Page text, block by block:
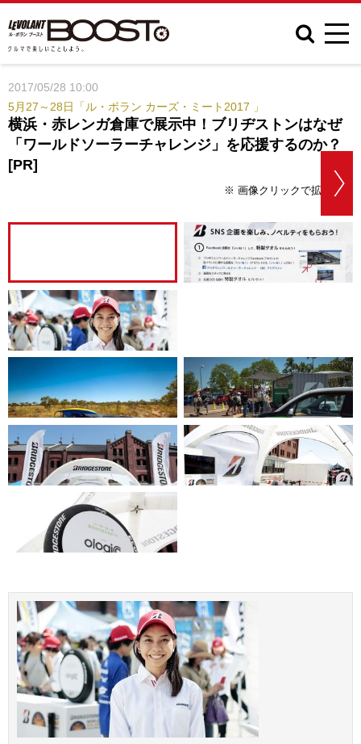
2017/05/28 10:00
5月27～28日「ル・ボラン カーズ・ミート2017 」
横浜・赤レンガ倉庫で展示中！ブリヂストンはなぜ
「ワールドソーラーチャレンジ」を応援するのか？
[PR]
※ 画像クリックで拡大表示